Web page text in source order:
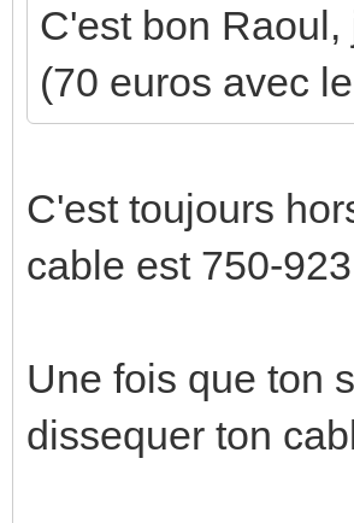
C'est bon
(70 euros avec
C'est toujours
cable est 750-
Une fois que ton
dissequer ton